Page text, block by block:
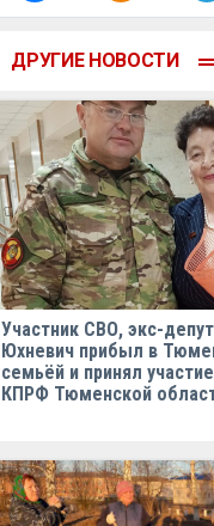
ДРУГИЕ НОВОСТИ
Участник СВО, экс-
Юхневич прибыл в
семьёй и принял
КПРФ Тюменской